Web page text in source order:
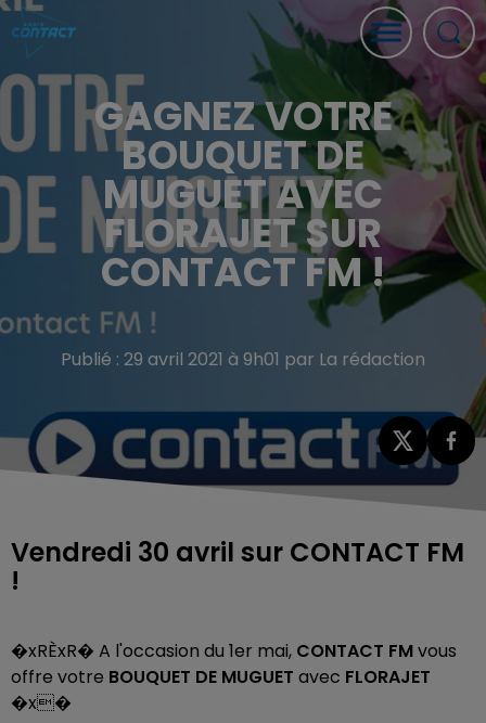
GAGNEZ VOTRE
BOUQUET DE
MUGUET AVEC
FLORAJET SUR
CONTACT FM !
Publié : 29 avril 2021 à 9h01 par La rédaction
Vendredi 30 avril sur CONTACT FM
!
�xRÈxR� A l'occasion du 1er mai, CONTACT FMvous
offre votre BOUQUET DE MUGUET avec FLORAJET
�x�